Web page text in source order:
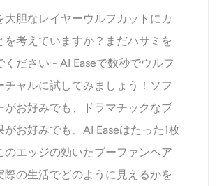
大胆なレイヤーウルフカットにカ
を考えていますか？まだハサミを
ください - AI Easeで数秒でウルフ
チャルに試してみましょう！ソフ
がお好みでも、ドラマチックなブ
がお好みでも、AI Easeはたった1枚
のエッジの効いたブーファンヘア
際の生活でどのように見えるかを